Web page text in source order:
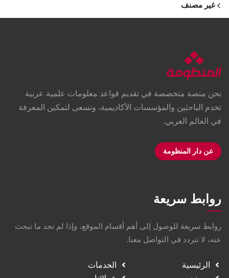
غير مصنف
نحن منصة متخصصة في تقديم قواعد معلومات علمية عربية
تخدم الباحثين والمؤسسات الأكاديمية، ونسعى لتمكين المعرفة
في العالم العربي.
عن دار المنظومة
روابط سريعة
روابط سريعة للوصول إلى أهم أقسام الموقع، وإذا لم تجد ما تبحث
عنه، لا تتردد في التواصل معنا.
الرئيسية
الخدمات